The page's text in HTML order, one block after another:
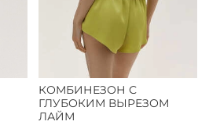
КОМБИНЕЗОН С
ГЛУБОКИМ ВЫРЕЗОМ
ЛАЙМ